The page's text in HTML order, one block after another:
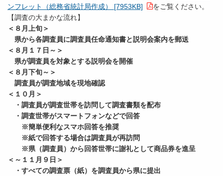
ンフレット（総務省統計局作成） [7953KB]
をご覧ください。
【調査の大まかな流れ】
＜８月上旬＞
県から各調査員に調査員任命通知書と説明会案内を郵送
＜８月１７日～＞
県が調査員を対象とする説明会を開催
＜８月下旬～＞
調査員が調査地域を現地確認
＜１０月＞
・調査員が調査世帯を訪問して調査書類を配布
・調査世帯がスマートフォンなどで回答
※簡単便利なスマホ回答を推奨
※紙で回答する場合は調査員が再訪問
※県（調査員）から回答世帯に謝礼として商品券を進呈
＜～１１月９日＞
・すべての調査票（紙）を調査員から県に提出